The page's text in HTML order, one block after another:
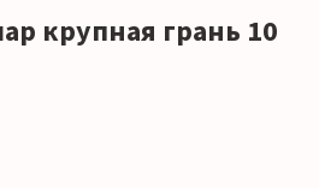
крупная грань 10